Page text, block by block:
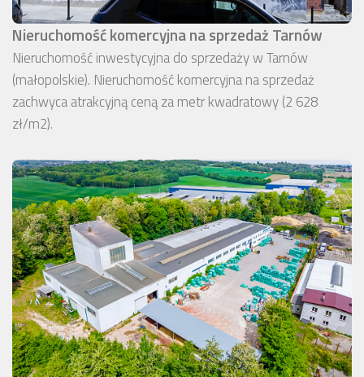
Nieruchomość komercyjna na sprzedaż Tarnów
Nieruchomość inwestycyjna do sprzedaży w Tarnów
(małopolskie). Nieruchomość komercyjna na sprzedaż
zachwyca atrakcyjną ceną za metr kwadratowy (2 628
zł/m2).